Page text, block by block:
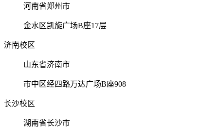
河南省郑州市
金水区凯旋广场B座17层
济南校区
山东省济南市
市中区经四路万达广场B座908
长沙校区
湖南省长沙市